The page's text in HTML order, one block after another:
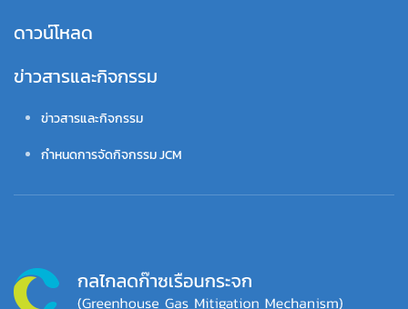
ดาวน์โหลด
ข่าวสารและกิจกรรม
ข่าวสารและกิจกรรม
กำหนดการจัดกิจกรรม JCM